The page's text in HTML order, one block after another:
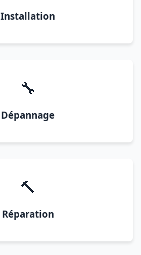
Installation
🔧
Dépannage
🔨
Réparation